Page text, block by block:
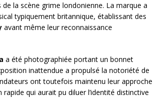
la scène grime londonienne. La marque a
typiquement britannique, établissant des
avant même leur reconnaissance
a été photographiée portant un bonnet
inattendue a propulsé la notoriété de
ont toutefois maintenu leur approche
qui aurait pu diluer l’identité distinctive